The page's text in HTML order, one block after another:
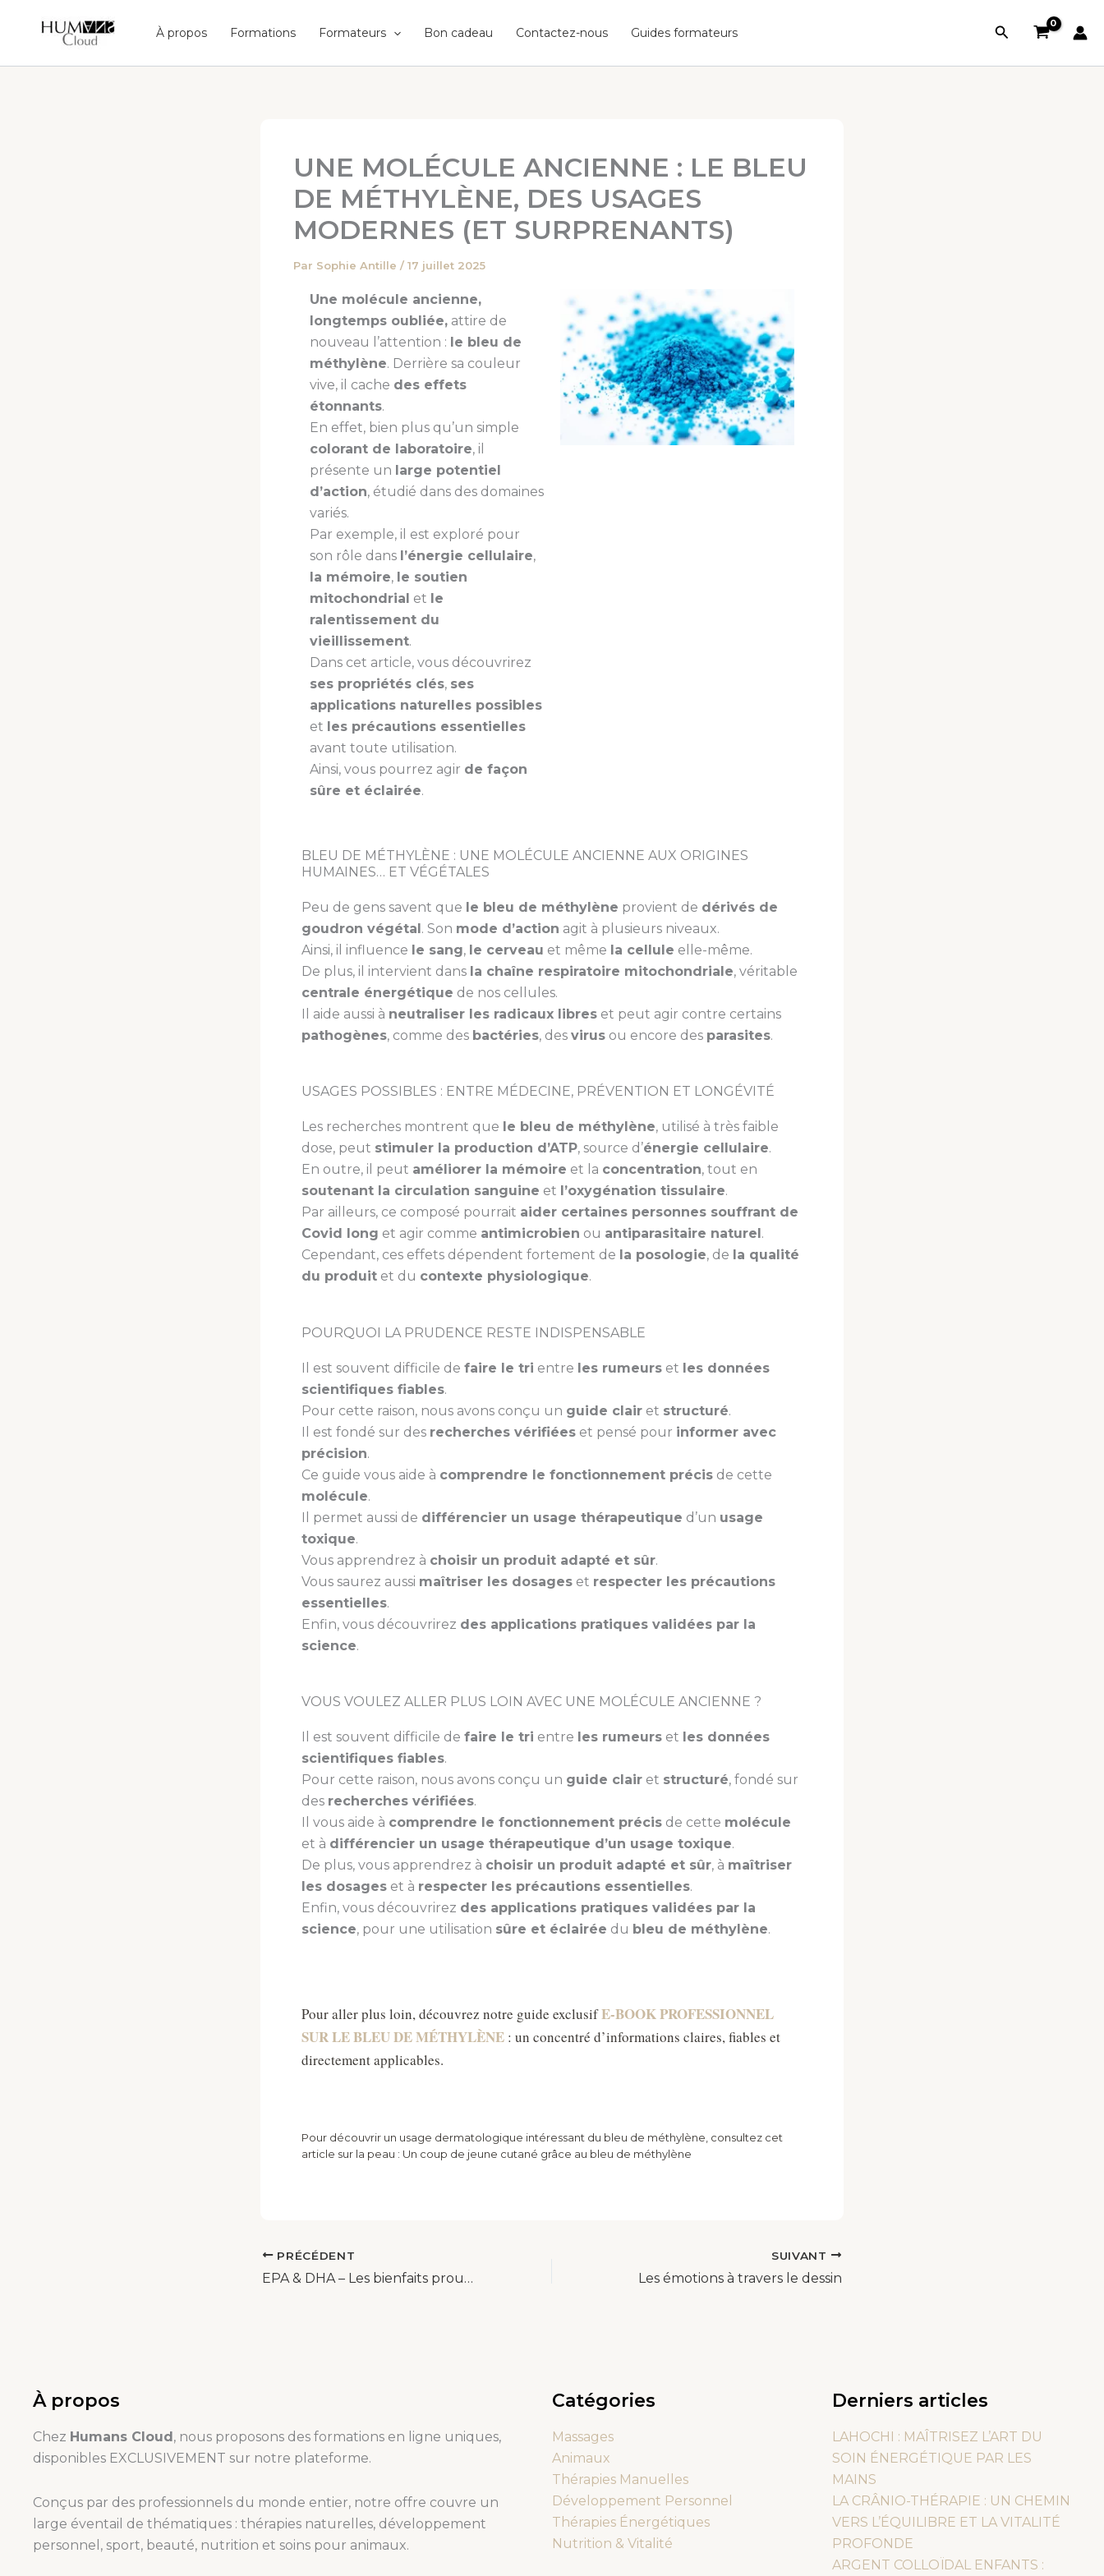
À propos Formations Formateurs Bon cadeau Contactez-nous Guides formateurs Rechercher
UNE MOLÉCULE ANCIENNE : LE BLEU
DE MÉTHYLÈNE, DES USAGES
MODERNES (ET SURPRENANTS)
Par Sophie Antille / 17 juillet 2025
Une molécule ancienne,
longtemps oubliée, attire de
nouveau l’attention : le bleu de
méthylène. Derrière sa couleur
vive, il cache des effets
étonnants.
En effet, bien plus qu’un simple
colorant de laboratoire, il
présente un large potentiel
d’action, étudié dans des domaines
variés.
Par exemple, il est exploré pour
son rôle dans l’énergie cellulaire,
la mémoire, le soutien
mitochondrial et le
ralentissement du
vieillissement.
Dans cet article, vous découvrirez
ses propriétés clés, ses
applications naturelles possibles
et les précautions essentielles
avant toute utilisation.
Ainsi, vous pourrez agir de façon
sûre et éclairée.
BLEU DE MÉTHYLÈNE : UNE MOLÉCULE ANCIENNE AUX ORIGINES
HUMAINES… ET VÉGÉTALES
Peu de gens savent que le bleu de méthylène provient de dérivés de
goudron végétal. Son mode d’action agit à plusieurs niveaux.
Ainsi, il influence le sang, le cerveau et même la cellule elle-même.
De plus, il intervient dans la chaîne respiratoire mitochondriale, véritable
centrale énergétique de nos cellules.
Il aide aussi à neutraliser les radicaux libres et peut agir contre certains
pathogènes, comme des bactéries, des virus ou encore des parasites.
USAGES POSSIBLES : ENTRE MÉDECINE, PRÉVENTION ET LONGÉVITÉ
Les recherches montrent que le bleu de méthylène, utilisé à très faible
dose, peut stimuler la production d’ATP, source d’énergie cellulaire.
En outre, il peut améliorer la mémoire et la concentration, tout en
soutenant la circulation sanguine et l’oxygénation tissulaire.
Par ailleurs, ce composé pourrait aider certaines personnes souffrant de
Covid long et agir comme antimicrobien ou antiparasitaire naturel .
Cependant, ces effets dépendent fortement de la posologie, de la qualité
du produit et du contexte physiologique.
POURQUOI LA PRUDENCE RESTE INDISPENSABLE
Il est souvent difficile de faire le tri entre les rumeurs et les données
scientifiques fiables.
Pour cette raison, nous avons conçu un guide clair et structuré.
Il est fondé sur des recherches vérifiées et pensé pour informer avec
précision.
Ce guide vous aide à comprendre le fonctionnement précis de cette
molécule.
Il permet aussi de différencier un usage thérapeutique d’un usage
toxique.
Vous apprendrez à choisir un produit adapté et sûr.
Vous saurez aussi maîtriser les dosages et respecter les précautions
essentielles.
Enfin, vous découvrirez des applications pratiques validées par la
science.
VOUS VOULEZ ALLER PLUS LOIN AVEC UNE MOLÉCULE ANCIENNE ?
Il est souvent difficile de faire le tri entre les rumeurs et les données
scientifiques fiables.
Pour cette raison, nous avons conçu un guide clair et structuré, fondé sur
des recherches vérifiées.
Il vous aide à comprendre le fonctionnement précis de cette molécule
et à différencier un usage thérapeutique d’un usage toxique.
De plus, vous apprendrez à choisir un produit adapté et sûr, à maîtriser
les dosages et à respecter les précautions essentielles.
Enfin, vous découvrirez des applications pratiques validées par la
science, pour une utilisation sûre et éclairée du bleu de méthylène.
Pour aller plus loin, découvrez notre guide exclusifE-BOOK PROFESSIONNEL
SUR LE BLEU DE MÉTHYLÈNE : un concentré d’informations claires, fiables et
directement applicables.
Pour découvrir un usage dermatologique intéressant du bleu de méthylène, consultez cet
article sur la peau : Un coup de jeune cutané grâce au bleu de méthylène
PRÉCÉDENT
EPA & DHA – Les bienfaits prouvés pour votre santé et où les trouver
SUIVANT
Les émotions à travers le dessin
À propos
Chez Humans Cloud, nous proposons des formations en ligne uniques,
disponibles EXCLUSIVEMENT sur notre plateforme.
Conçus par des professionnels du monde entier, notre offre couvre un
large éventail de thématiques : thérapies naturelles, développement
personnel, sport, beauté, nutrition et soins pour animaux.
Catégories
Massages
Animaux
Thérapies Manuelles
Développement Personnel
Thérapies Énergétiques
Nutrition & Vitalité
Derniers articles
LAHOCHI : MAÎTRISEZ L’ART DU
SOIN ÉNERGÉTIQUE PAR LES
MAINS
LA CRÂNIO-THÉRAPIE : UN CHEMIN
VERS L’ÉQUILIBRE ET LA VITALITÉ
PROFONDE
ARGENT COLLOÏDAL ENFANTS :